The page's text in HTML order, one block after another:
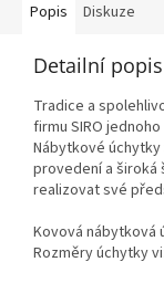
Popis Diskuze
Detailní
Tradice a
firmu SIRO
Nábytkové úchytky
provedení a široká
realizovat své
Kovová nábytková
Rozměry úchytky